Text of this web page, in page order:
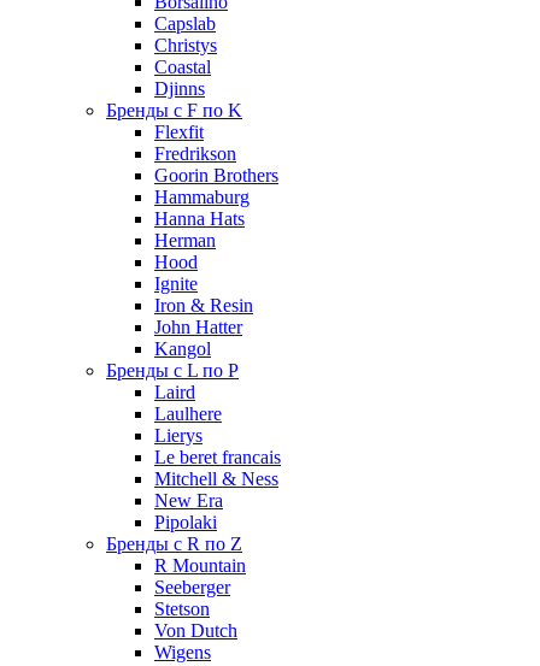
Capslab
Christys
Coastal
Djinns
Бренды с F по K
Flexfit
Fredrikson
Goorin Brothers
Hammaburg
Hanna Hats
Herman
Hood
Ignite
Iron & Resin
John Hatter
Kangol
Бренды с L по P
Laird
Laulhere
Lierys
Le beret francais
Mitchell & Ness
New Era
Pipolaki
Бренды с R по Z
R Mountain
Seeberger
Stetson
Von Dutch
Wigens